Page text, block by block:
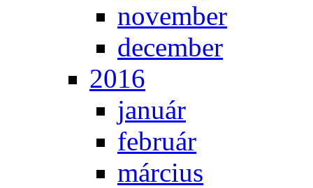
no­vem­ber
de­cem­ber
2016
ja­nu­ár
feb­ru­ár
már­ci­us